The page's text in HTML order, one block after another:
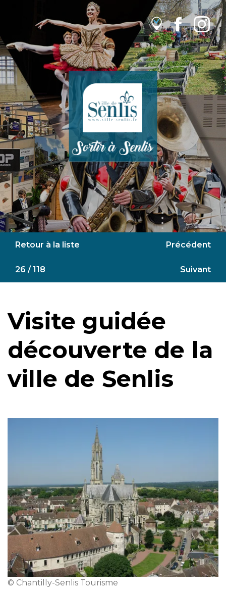
Retour à la liste Précédent
26 / 118 Suivant
Visite guidée
découverte de la
ville de Senlis
© Chantilly-Senlis Tourisme